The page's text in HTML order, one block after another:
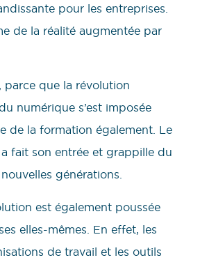
pour les entreprises.
de la réalité augmentée par
parce que la révolution
numérique s’est imposée
de la formation également. Le
a fait son entrée et grappille du
générations.
est également poussée
elles-mêmes. En effet, les
de travail et les outils